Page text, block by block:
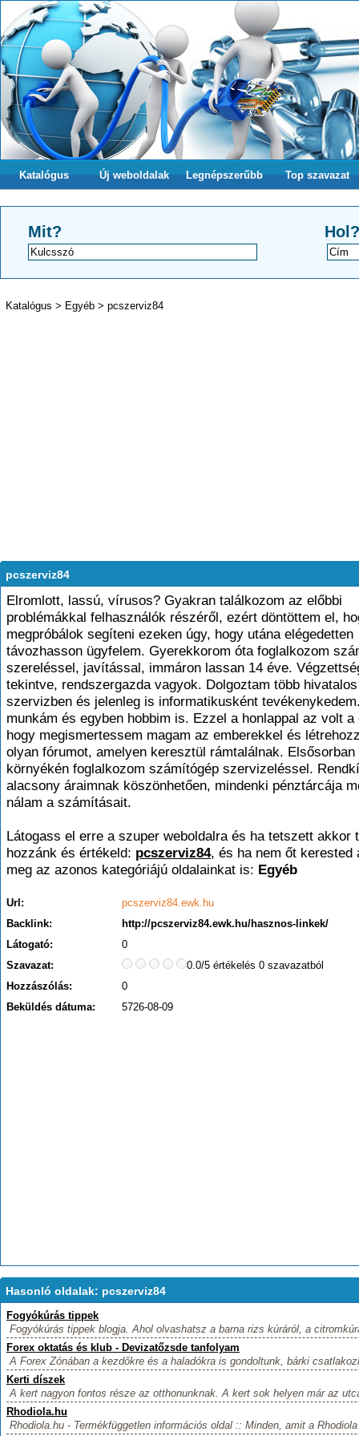
Katalógus Új weboldalak Legnépszerűbb Top szavazat
Mit? Hol?
Katalógus > Egyéb > pcszerviz84
pcszerviz84
Elromlott, lassú, vírusos? Gyakran találkozom az előbbi
problémákkal felhasználók részéről, ezért döntöttem el,
megpróbálok segíteni ezeken úgy, hogy utána elégedetten
távozhasson ügyfelem. Gyerekkorom óta foglalkozom
szereléssel, javítással, immáron lassan 14 éve.
tekintve, rendszergazda vagyok. Dolgoztam több hivatalos
szervizben és jelenleg is informatikusként
munkám és egyben hobbim is. Ezzel a honlappal az volt a
hogy megismertessem magam az emberekkel és
olyan fórumot, amelyen keresztül rámtalálnak. Elsősorban
környékén foglalkozom számítógép szervizeléssel.
alacsony áraimnak köszönhetően, mindenki pénztárcája
nálam a számításait.
Látogass el erre a szuper weboldalra és ha tetszett akkor
hozzánk és értékeld: pcszerviz84, és ha nem őt kerested
meg az azonos kategóriájú oldalainkat is: Egyéb
Url:
pcszerviz84.ewk.hu
Backlink:
http://pcszerviz84.ewk.hu/hasznos-linkek/
Látogató:
0
Szavazat:
0.0/5 értékelés 0 szavazatból
Hozzászólás:
0
Beküldés dátuma:
5726-08-09
Hasonló oldalak: pcszerviz84
Fogyókúrás tippek
Fogyókúrás tippek blogja. Ahol olvashatsz a barna rizs kúráról, a
Forex oktatás és klub - Devizatőzsde tanfolyam
A Forex Zónában a kezdőkre és a haladókra is gondoltunk, bárki
Kerti díszek
A kert nagyon fontos része az otthonunknak. A kert sok helyen már az
Rhodiola.hu
Rhodiola.hu - Termékfüggetlen információs oldal :: Minden, amit a